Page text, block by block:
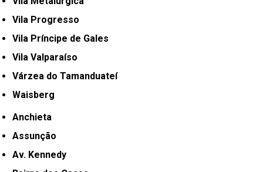
Vila Progresso
Vila Príncipe de Gales
Vila Valparaíso
Várzea do Tamanduateí
Waisberg
Anchieta
Assunção
Av. Kennedy